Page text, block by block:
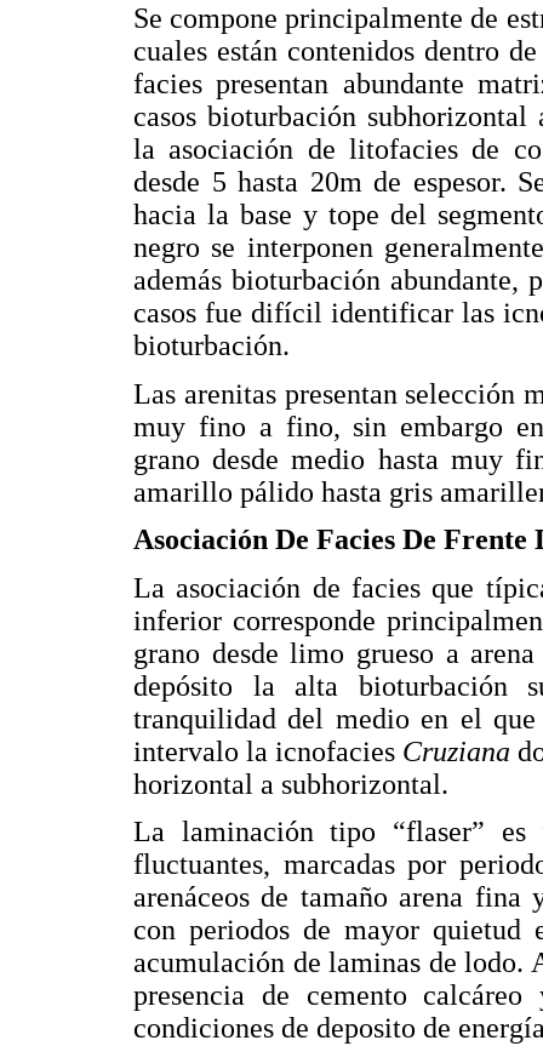
Se compone principalmente de
cuales están contenidos dentro
facies presentan abundante
casos bioturbación
la asociación de litofacies de
desde 5 hasta 20m de espesor.
hacia la base y tope del
negro se interponen
además bioturbación abundante,
casos fue difícil identificar las
bioturbación.
Las arenitas presentan selección
muy fino a fino, sin embargo
grano desde medio hasta muy
amarillo pálido hasta gris
Asociación De Facies De
La asociación de facies que
inferior corresponde
grano desde limo grueso a
depósito la alta bioturbación
tranquilidad del medio en el que
intervalo la icnofacies Cruziana
horizontal a subhorizontal.
La laminación tipo “flaser” es
fluctuantes, marcadas por
arenáceos de tamaño arena fina
con periodos de mayor
acumulación de laminas de lodo.
presencia de cemento
condiciones de deposito de